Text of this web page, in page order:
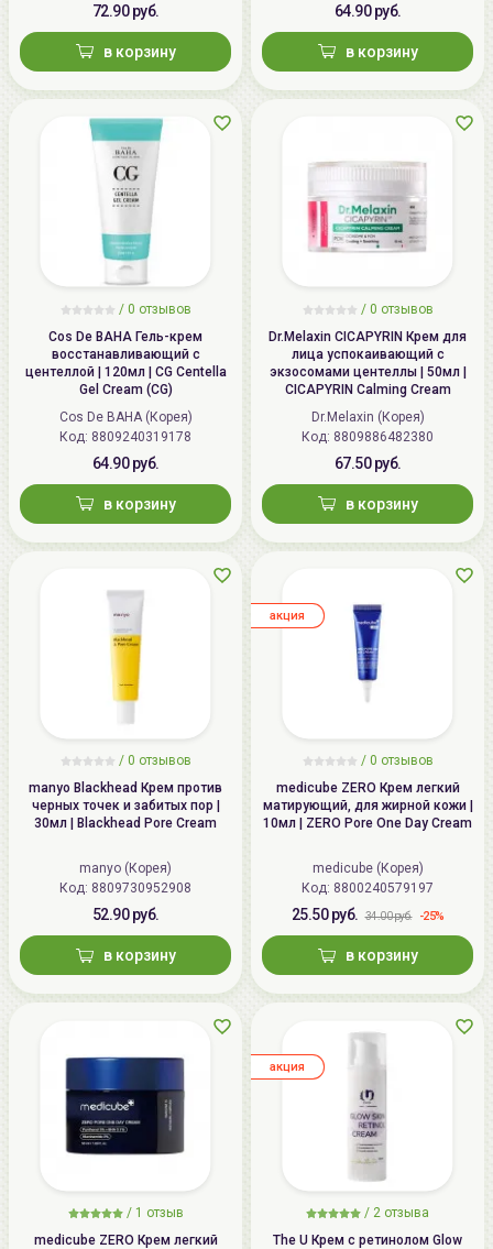
72.90 руб.
в корзину
64.90 руб.
в корзину
/ 0 отзывов
Cos De BAHA Гель-крем
восстанавливающий с
центеллой | 120мл | CG Centella
Gel Cream (CG)
Cos De BAHA (Корея)
Код: 8809240319178
64.90 руб.
в корзину
/ 0 отзывов
Dr.Melaxin CICAPYRIN Крем для
лица успокаивающий с
экзосомами центеллы | 50мл |
CICAPYRIN Calming Cream
Dr.Melaxin (Корея)
Код: 8809886482380
67.50 руб.
в корзину
/ 0 отзывов
manyo Blackhead Крем против
черных точек и забитых пор |
30мл | Blackhead Pore Cream
manyo (Корея)
Код: 8809730952908
52.90 руб.
в корзину
/ 0 отзывов
medicube ZERO Крем легкий
матирующий, для жирной кожи |
10мл | ZERO Pore One Day Cream
medicube (Корея)
Код: 8800240579197
25.50 руб. 34.00 руб. -25%
в корзину
aкция
/ 1 отзыв
medicube ZERO Крем легкий
/ 2 отзыва
The U Крем с ретинолом Glow
aкция